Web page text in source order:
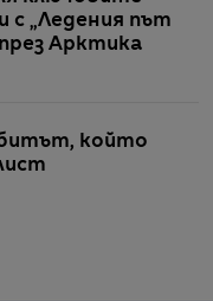
с „Ледения път
Арктика
който